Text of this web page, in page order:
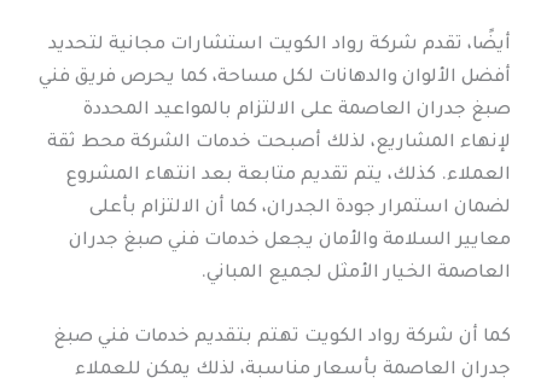
أيضًا، تقدم شركة رواد الكويت استشارات مجانية لتحديد
أفضل الألوان والدهانات لكل مساحة، كما يحرص فريق فني
صبغ جدران العاصمة على الالتزام بالمواعيد المحددة
لإنهاء المشاريع، لذلك أصبحت خدمات الشركة محط ثقة
العملاء. كذلك، يتم تقديم متابعة بعد انتهاء المشروع
لضمان استمرار جودة الجدران، كما أن الالتزام بأعلى
معايير السلامة والأمان يجعل خدمات فني صبغ جدران
العاصمة الخيار الأمثل لجميع المباني.
كما أن شركة رواد الكويت تهتم بتقديم خدمات فني صبغ
جدران العاصمة بأسعار مناسبة، لذلك يمكن للعملاء